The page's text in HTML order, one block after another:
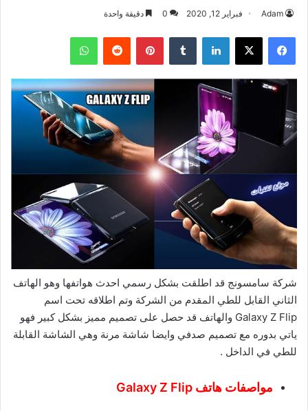
Adam فبراير 12, 2020 0 دقيقة واحدة
فيسبوك ‫X لينكدإن بينتيريست واتساب
شركة سامسونج قد اطلقت بشكل رسمي احدث هواتفها وهو الهاتف
الثاني القابل للطي المقدم من الشركة وتم اطلاقه تحت اسم
Galaxy Z Flip والهاتف قد حصل على تصميم مميز بشكل كبير فهو
ياتي بدوره مع تصميم صدفي وايضا شاشة مرنة وهي الشاشة القابلة
للطي في الداخل .
مواصفات هاتف Galaxy Z Flip